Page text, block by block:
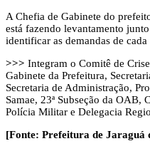
A Chefia de Gabinete do
está fazendo levantamento
identificar as demandas de cada
>>> Integram o Comitê de
Gabinete da Prefeitura,
Secretaria de Administração,
Samae, 23ª Subseção da
Polícia Militar e Delegacia
[Fonte: Prefeitura de Jaraguá